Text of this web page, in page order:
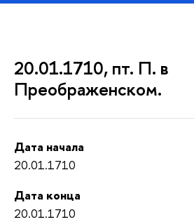
20.01.1710, пт. П. в
Преображенском.
Дата начала
20.01.1710
Дата конца
20.01.1710